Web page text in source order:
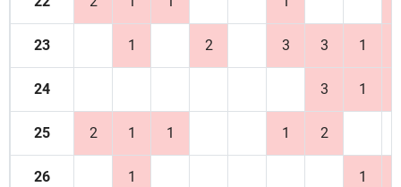
23 1 2 3 3 1
24 3 1
25 2 1 1 1 2
26 1 1